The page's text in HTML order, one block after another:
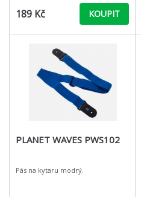
189 Kč KOUPIT
PLANET WAVES PWS102
Pás na kytaru modrý.